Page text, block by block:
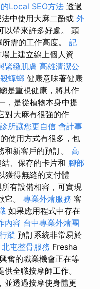
Local SEO方法 透過
中使用大麻二酚或 外
以帶來許多好處。 頭
需的工作高度。 記
上建立線上個人資
緊緻肌膚 高雄清潔公
殺蟑螂 健康意味著健康
是重視健康，將其作
，是從植物本身中提
對大麻有很強的作
所讓您更自信 會計事
使用方式有很多，包
新客戶的預訂。 高
、保存的卡片和 腳部
獲得無縫的支付體
有設備相容，可實現
它。 專業外燴服務 客
如果應用程式中存在
內容 台中專業外燴團
蹤 預訂系統非常易於
北屯整骨服務 Fresha
奮的職業機會正在等
全職按摩師工作。
並透過按摩使身體更